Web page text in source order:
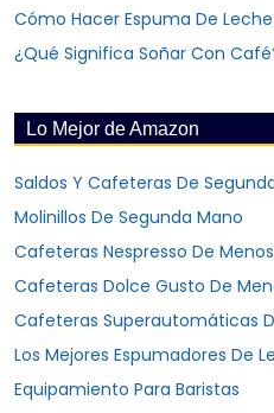
Cómo Hacer Espuma De Leche
¿Qué Significa Soñar Con
Lo Mejor de Amazon
Saldos Y Cafeteras De
Molinillos De Segunda Mano
Cafeteras Nespresso De
Cafeteras Dolce Gusto De
Cafeteras Superautomáticas
Los Mejores Espumadores De
Equipamiento Para Baristas